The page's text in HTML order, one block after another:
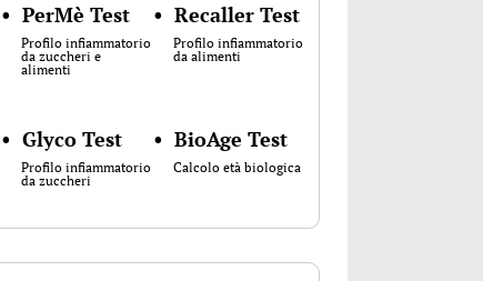
• PerMè Test
Profilo infiammatorio
da zuccheri e
alimenti
• Recaller Test
Profilo infiammatorio
da alimenti
• Glyco Test
Profilo infiammatorio
da zuccheri
• BioAge Test
Calcolo età biologica